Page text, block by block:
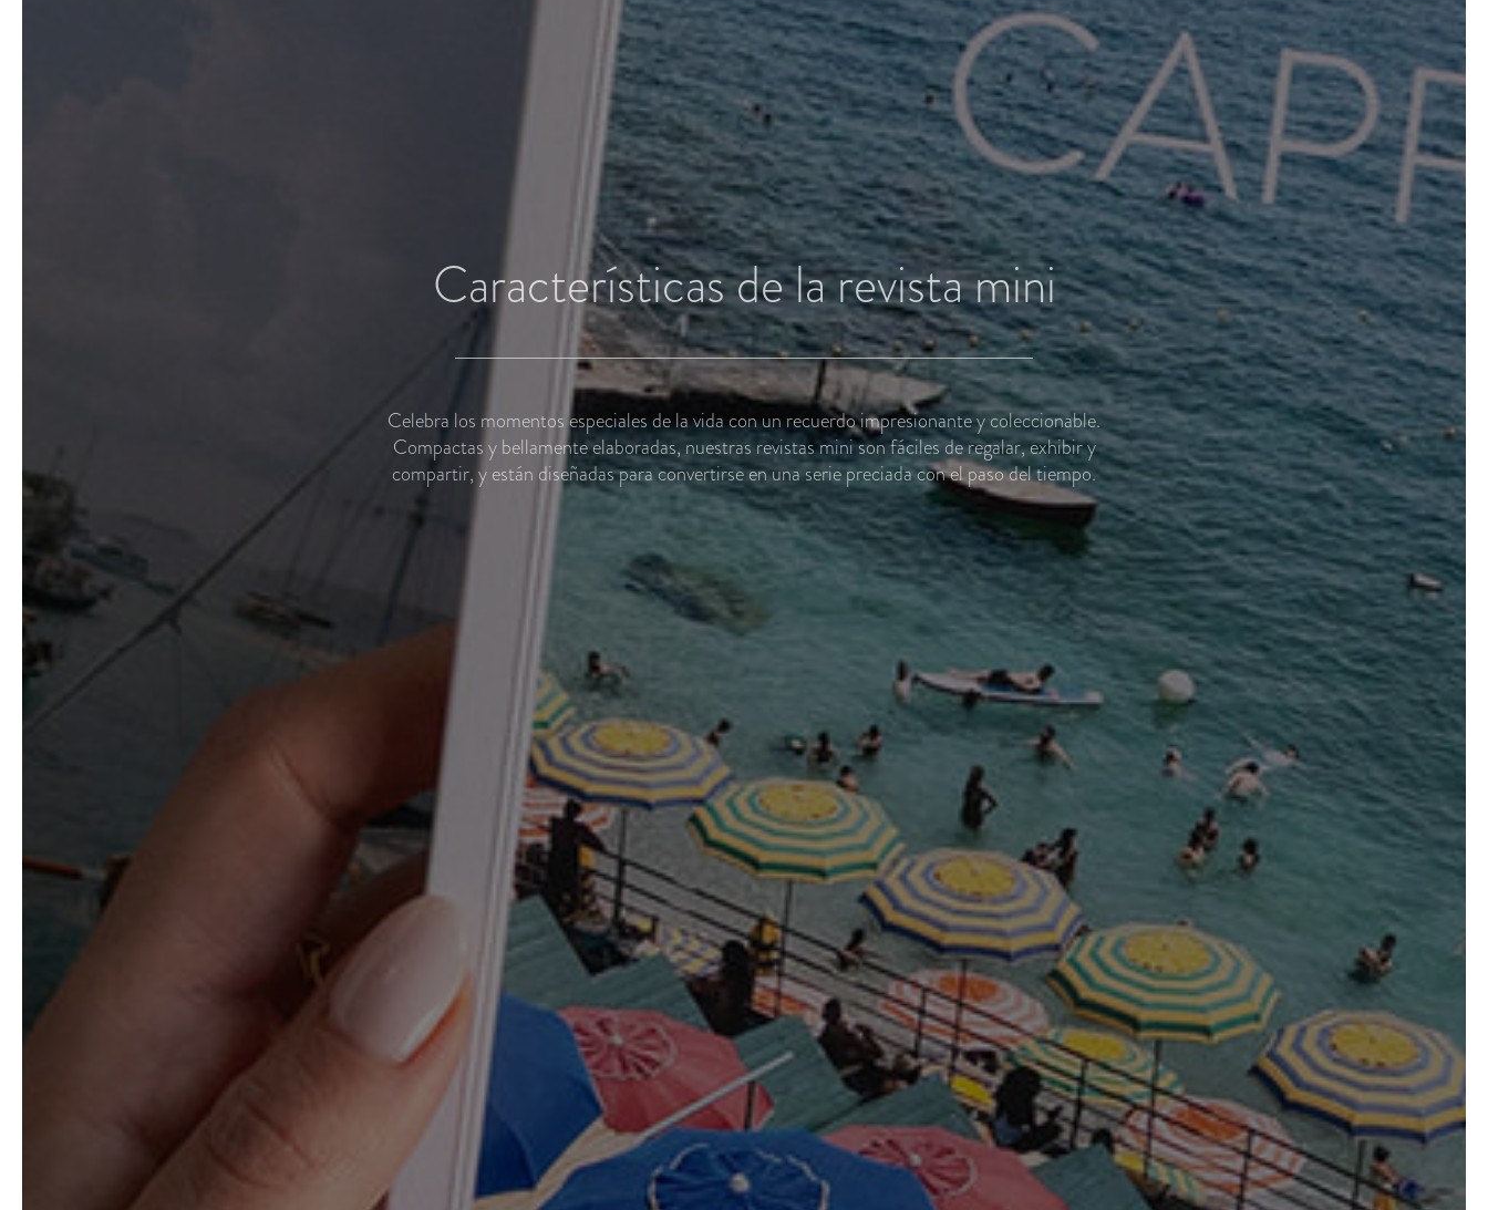
Características de la revista mini
Celebra los momentos especiales de la vida con un recuerdo impresionante y coleccionable.
Compactas y bellamente elaboradas, nuestras revistas mini son fáciles de regalar, exhibir y
compartir, y están diseñadas para convertirse en una serie preciada con el paso del tiempo.